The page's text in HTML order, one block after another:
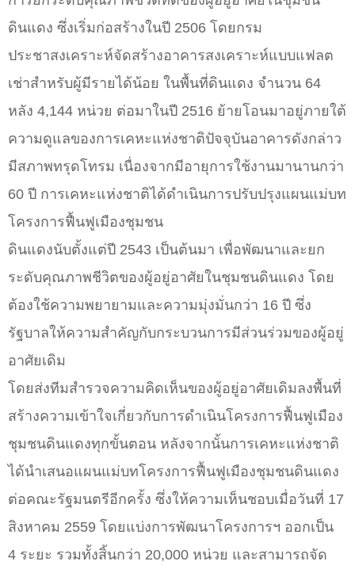
ดินแดง ซึ่งเริ่มก่อสร้างในปี 2506 โดยกรม
ประชาสงเคราะห์จัดสร้างอาคารสงเคราะห์แบบแฟลต
เช่าสำหรับผู้มีรายได้น้อย ในพื้นที่ดินแดง จำนวน 64
หลัง 4,144 หน่วย ต่อมาในปี 2516 ย้ายโอนมาอยู่ภายใต้
ความดูแลของการเคหะแห่งชาติปัจจุบันอาคารดังกล่าว
มีสภาพทรุดโทรม เนื่องจากมีอายุการใช้งานมานานกว่า
60 ปี การเคหะแห่งชาติได้ดำเนินการปรับปรุงแผนแม่บท
โครงการฟื้นฟูเมืองชุมชน
ดินแดงนับตั้งแต่ปี 2543 เป็นต้นมา เพื่อพัฒนาและยก
ระดับคุณภาพชีวิตของผู้อยู่อาศัยในชุมชนดินแดง โดย
ต้องใช้ความพยายามและความมุ่งมั่นกว่า 16 ปี ซึ่ง
รัฐบาลให้ความสำคัญกับกระบวนการมีส่วนร่วมของผู้อยู่
อาศัยเดิม
โดยส่งทีมสำรวจความคิดเห็นของผู้อยู่อาศัยเดิมลงพื้นที่
สร้างความเข้าใจเกี่ยวกับการดำเนินโครงการฟื้นฟูเมือง
ชุมชนดินแดงทุกขั้นตอน หลังจากนั้นการเคหะแห่งชาติ
ได้นำเสนอแผนแม่บทโครงการฟื้นฟูเมืองชุมชนดินแดง
ต่อคณะรัฐมนตรีอีกครั้ง ซึ่งให้ความเห็นชอบเมื่อวันที่ 17
สิงหาคม 2559 โดยแบ่งการพัฒนาโครงการฯ ออกเป็น
4 ระยะ รวมทั้งสิ้นกว่า 20,000 หน่วย และสามารถจัด